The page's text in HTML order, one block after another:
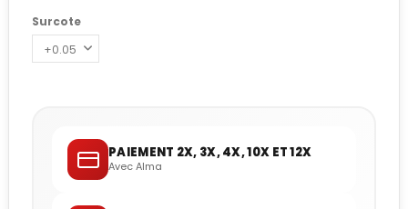
Surcote
PAIEMENT 2X, 3X, 4X, 10X ET 12X
Avec Alma